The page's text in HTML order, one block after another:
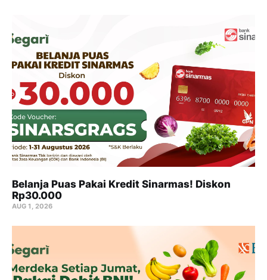
Belanja Puas Pakai Kredit Sinarmas! Diskon
Rp30.000
AUG 1, 2026